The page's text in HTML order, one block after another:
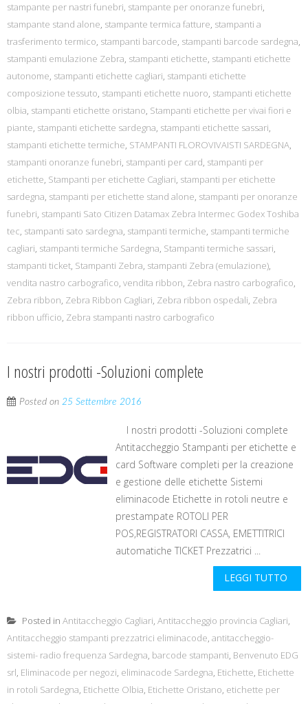
stampante per nastri funebri, stampante per onoranze funebri,
stampante stand alone, stampante termica fatture, stampanti a
trasferimento termico, stampanti barcode, stampanti barcode sardegna,
stampanti emulazione Zebra, stampanti etichette, stampanti etichette
autonome, stampanti etichette cagliari, stampanti etichette
composizione tessuto, stampanti etichette nuoro, stampanti etichette
olbia, stampanti etichette oristano, Stampanti etichette per vivai fiori e
piante, stampanti etichette sardegna, stampanti etichette sassari,
stampanti etichette termiche, STAMPANTI FLOROVIVAISTI SARDEGNA,
stampanti onoranze funebri, stampanti per card, stampanti per
etichette, Stampanti per etichette Cagliari, stampanti per etichette
sardegna, stampanti per etichette stand alone, stampanti per onoranze
funebri, stampanti Sato Citizen Datamax Zebra Intermec Godex Toshiba
tec, stampanti sato sardegna, stampanti termiche, stampanti termiche
cagliari, stampanti termiche Sardegna, Stampanti termiche sassari,
stampanti ticket, Stampanti Zebra, stampanti Zebra (emulazione),
vendita nastro carbografico, vendita ribbon, Zebra nastro carbografico,
Zebra ribbon, Zebra Ribbon Cagliari, Zebra ribbon ospedali, Zebra
ribbon ufficio, Zebra stampanti nastro carbografico
I nostri prodotti -Soluzioni complete
Posted on 25 Settembre 2016
I nostri prodotti -Soluzioni complete
Antitaccheggio Stampanti per etichette e
card Software completi per la creazione
e gestione delle etichette Sistemi
eliminacode Etichette in rotoli neutre e
prestampate ROTOLI PER
POS,REGISTRATORI CASSA, EMETTITRICI
automatiche TICKET Prezzatrici ...
LEGGI TUTTO
Posted in Antitaccheggio Cagliari, Antitaccheggio provincia Cagliari,
Antitaccheggio stampanti prezzatrici eliminacode, antitaccheggio-
sistemi- radio frequenza Sardegna, barcode stampanti, Benvenuto EDG
srl, Eliminacode per negozi, eliminacode Sardegna, Etichette, Etichette
in rotoli Sardegna, Etichette Olbia, Etichette Oristano, etichette per